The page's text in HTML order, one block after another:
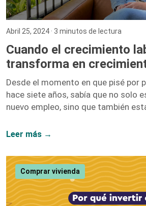
Abril 25, 2024 · 3 minutos de lectura
Cuando el crecimiento
transforma en
Desde el momento en que pisé por
hace siete años, sabía que no solo
nuevo empleo, sino que también
me equivoqué. Hoy, siete años
van de la mano, y mi paso por esta
demuestra. Iniciar como una
digital y ascender hasta
Leer más →
Comprar vivienda